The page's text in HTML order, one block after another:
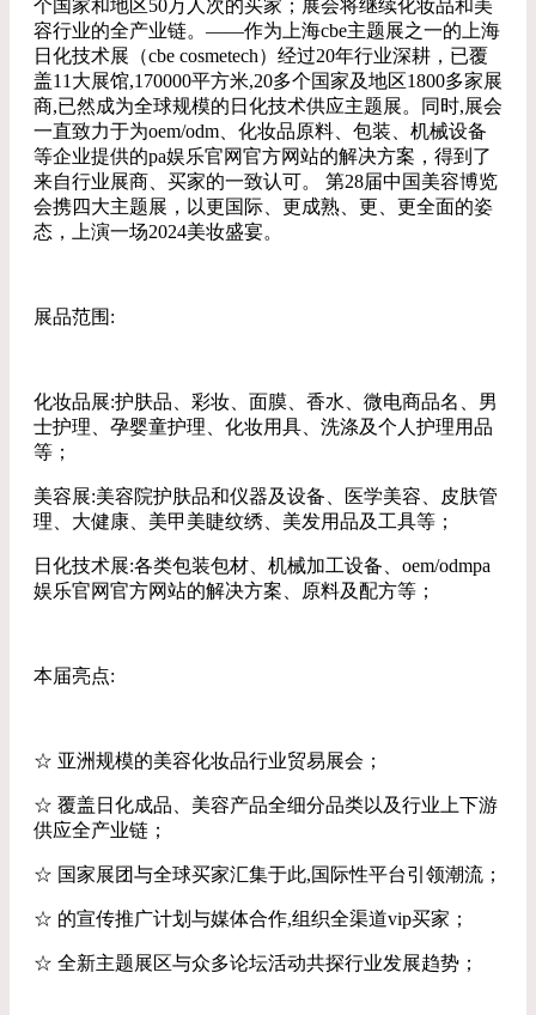
个国家和地区50万人次的买家；展会将继续化妆品和美
容行业的全产业链。——作为上海cbe主题展之一的上海
日化技术展（cbe cosmetech）经过20年行业深耕，已覆
盖11大展馆,170000平方米,20多个国家及地区1800多家展
商,已然成为全球规模的日化技术供应主题展。同时,展会
一直致力于为oem/odm、化妆品原料、包装、机械设备
等企业提供的pa娱乐官网官方网站的解决方案，得到了
来自行业展商、买家的一致认可。 第28届中国美容博览
会携四大主题展，以更国际、更成熟、更、更全面的姿
态，上演一场2024美妆盛宴。
展品范围:
化妆品展:护肤品、彩妆、面膜、香水、微电商品名、男
士护理、孕婴童护理、化妆用具、洗涤及个人护理用品
等；
美容展:美容院护肤品和仪器及设备、医学美容、皮肤管
理、大健康、美甲美睫纹绣、美发用品及工具等；
日化技术展:各类包装包材、机械加工设备、oem/odmpa
娱乐官网官方网站的解决方案、原料及配方等；
本届亮点:
☆ 亚洲规模的美容化妆品行业贸易展会；
☆ 覆盖日化成品、美容产品全细分品类以及行业上下游
供应全产业链；
☆ 国家展团与全球买家汇集于此,国际性平台引领潮流；
☆ 的宣传推广计划与媒体合作,组织全渠道vip买家；
☆ 全新主题展区与众多论坛活动共探行业发展趋势；